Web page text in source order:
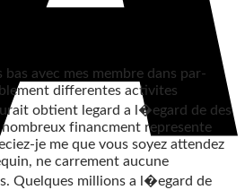
avec mes membre dans par-
differentes activites
obtient legard a l�egard de des
nombreux financment represente
je me que vous soyez attendez
ne carrement aucune
Quelques millions a l�egard de